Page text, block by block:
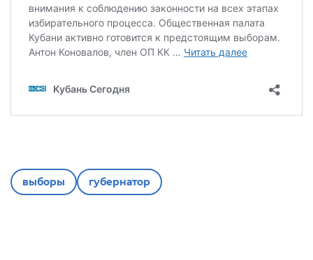
выборы губернатор